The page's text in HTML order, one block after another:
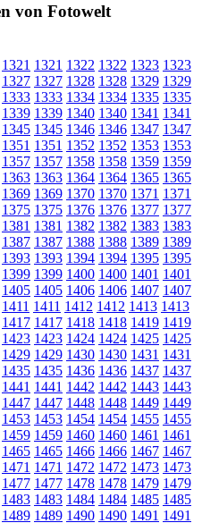
von Fotowelt
1321 1321 1322 1322 1323 1323
1327 1327 1328 1328 1329 1329
1333 1333 1334 1334 1335 1335
1339 1339 1340 1340 1341 1341
1345 1345 1346 1346 1347 1347
1351 1351 1352 1352 1353 1353
1357 1357 1358 1358 1359 1359
1363 1363 1364 1364 1365 1365
1369 1369 1370 1370 1371 1371
1375 1375 1376 1376 1377 1377
1381 1381 1382 1382 1383 1383
1387 1387 1388 1388 1389 1389
1393 1393 1394 1394 1395 1395
1399 1399 1400 1400 1401 1401
1405 1405 1406 1406 1407 1407
1411 1411 1412 1412 1413 1413
1417 1417 1418 1418 1419 1419
1423 1423 1424 1424 1425 1425
1429 1429 1430 1430 1431 1431
1435 1435 1436 1436 1437 1437
1441 1441 1442 1442 1443 1443
1447 1447 1448 1448 1449 1449
1453 1453 1454 1454 1455 1455
1459 1459 1460 1460 1461 1461
1465 1465 1466 1466 1467 1467
1471 1471 1472 1472 1473 1473
1477 1477 1478 1478 1479 1479
1483 1483 1484 1484 1485 1485
1489 1489 1490 1490 1491 1491